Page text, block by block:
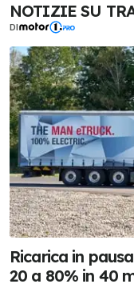
NOTIZIE SU
DI
Ricarica in
20 a 80% in 40